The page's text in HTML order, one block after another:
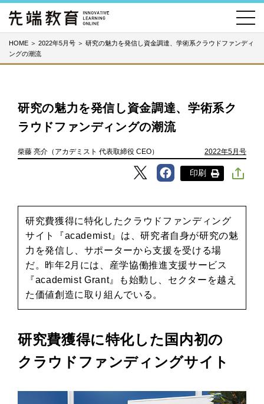
HOME ＞ 2022年5月号 ＞ 研究の魅力を発信し資金調達、学術系クラウドファンディ
ングの潮流
研究の魅力を発信し資金調達、学術系ク
ラウドファンディングの潮流
柴藤 亮介（アカデミスト 代表取締役 CEO） 2022年5月号
印刷
研究費獲得に特化したクラウドファンディング
サイト『academist』は、研究者自身が研究の魅
力を発信し、サポーターから支援を受ける場
だ。昨年2月には、産学協働推進支援サービス
『academist Grant』も始動し、セクターを越え
た価値創造に取り組んでいる。
研究費獲得に特化した国内初の
クラウドファンディングサイト